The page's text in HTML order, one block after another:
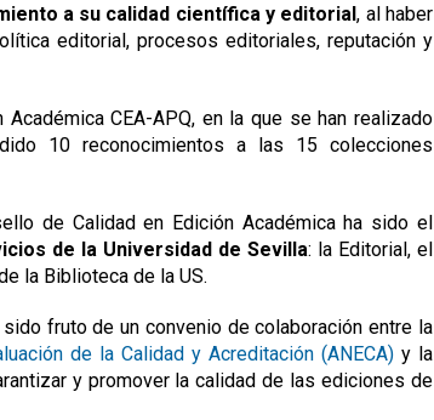
a su calidad científica y editorial, al haber
editorial, procesos editoriales, reputación y
CEA-APQ, en la que se han realizado
10 reconocimientos a las 15 colecciones
de Calidad en Edición Académica ha sido el
de la Universidad de Sevilla: la Editorial, el
la Biblioteca de la US.
fruto de un convenio de colaboración entre la
de la Calidad y Acreditación (ANECA)y la
y promover la calidad de las ediciones de